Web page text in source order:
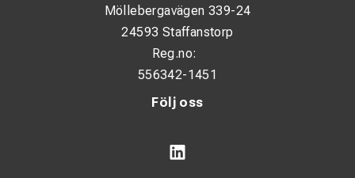
Följ oss
Möllebergavägen 339-24
24593 Staffanstorp
Reg.no:
556342-1451